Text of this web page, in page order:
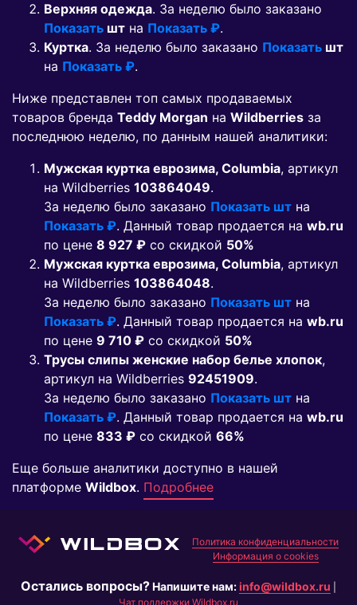
Верхняя одежда. За неделю было заказано
Показать шт на Показать ₽.
Куртка. За неделю было заказано Показать шт
на Показать ₽.
Ниже представлен топ самых продаваемых
товаров бренда Teddy Morgan на Wildberries за
последнюю неделю, по данным нашей аналитики:
Мужская куртка еврозима, Columbia, артикул
на Wildberries 103864049.
За неделю было заказано Показать шт на
Показать ₽. Данный товар продается на wb.ru
по цене 8 927 ₽ co скидкой 50%
Мужская куртка еврозима, Columbia, артикул
на Wildberries 103864048.
За неделю было заказано Показать шт на
Показать ₽. Данный товар продается на wb.ru
по цене 9 710 ₽ co скидкой 50%
Трусы слипы женские набор белье хлопок,
артикул на Wildberries 92451909.
За неделю было заказано Показать шт на
Показать ₽. Данный товар продается на wb.ru
по цене 833 ₽ co скидкой 66%
Еще больше аналитики доступно в нашей
платформе Wildbox. Подробнее
Политика конфиденциальности
Информация о cookies
Остались вопросы?Напишите нам:info@wildbox.ru
Чат поддержки Wildbox.ru